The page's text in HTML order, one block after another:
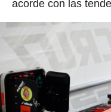
acorde con las